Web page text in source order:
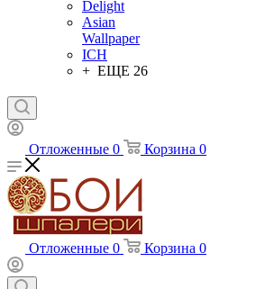
Delight
Asian
Wallpaper
ICH
+ ЕЩЕ 26
Отложенные 0 Корзина 0
Отложенные 0 Корзина 0